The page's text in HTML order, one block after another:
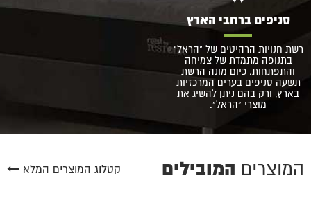
סניפים ברחבי הארץ
רשת חנויות הרהיטים של "הראל"
בתנופה מתמדת של צמיחה
והתפתחות. כיום מונה הרשת
תשעה סניפים בערים המרכזיות
בארץ, ורק בהם ניתן להשיג את
מוצרי "הראל".
המוצרים המובילים קטלוג המוצרים המלא